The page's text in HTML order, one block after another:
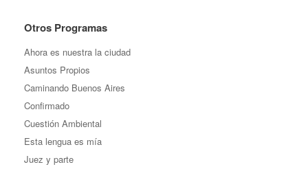
Otros Programas
Ahora es nuestra la ciudad
Asuntos Propios
Caminando Buenos Aires
Confirmado
Cuestión Ambiental
Esta lengua es mía
Juez y parte